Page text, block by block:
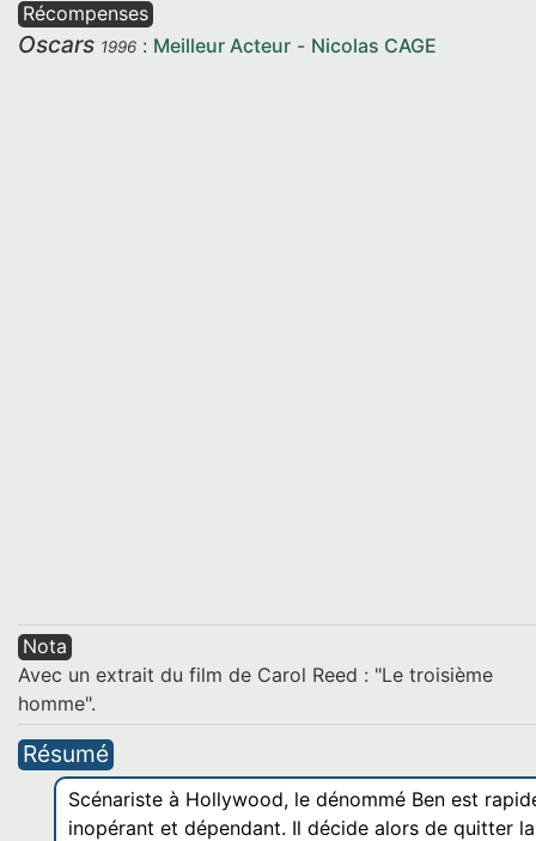
Récompenses
Oscars 1996 : Meilleur Acteur - Nicolas CAGE
Nota
Avec un extrait du film de Carol Reed : "Le troisième
homme".
Résumé
Scénariste à Hollywood, le dénommé Ben est
inopérant et dépendant. Il décide alors de quitter